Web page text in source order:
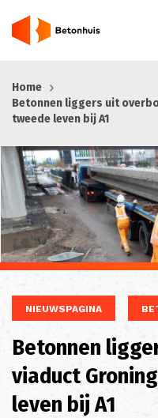
en
naar
inhoud
gaan
Home
Betonnen liggers uit
tweede leven bij A1
NIEUWSPAGINA
Betonnen
viaduct
leven bij A1